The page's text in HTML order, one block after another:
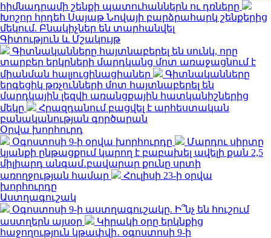
հիմնադրամի շենքի պատուհաններն ու դռները
Խոշոր հրդեհ Սայաթ Նովայի բարձրահարկ շենքերից
մեկում. Բնակիչներ են տարհանվել
Գիտություն և Մշակույթ
Գիտնականները հայտնաբերել են սունկ, որը
տարբեր երկրների մարդկանց մոտ առաջացնում է
միանման հալյուցինացիաներ
Գիտնականները
երգեցիկ թռչունների մոտ հայտնաբերել են
մարդկային լեզվի առանցքային հատկանիշներից
մեկը
Հրազդանում բացվել է արհեստական
բանականության գործարան
Օրվա խորհուրդ
Օգոստոսի 9-ի օրվա խորհուրդը
Մարդու սիրտը
կյանքի ընթացքում կարող է բաբախել ավելի քան 2,5
միլիարդ անգամ․բավարար քունը սրտի
առողջության համար
Հուլիսի 23-ի օրվա
խորհուրդը
Աստղագուշակ
Օգոստոսի 9-ի աստղագուշակը. Ի՞նչ են հուշում
աստղերն այսօր
Կիրակի օրը երկնքից
հաջողություն կթափվի․ օգոստոսի 9-ի